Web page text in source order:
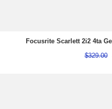
Focusrite Scarlett 2i2 4ta
$329.00